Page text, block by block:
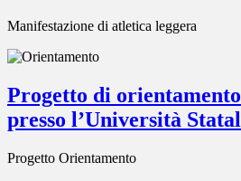
Manifestazione di atletica leggera
Progetto di
presso l’Università
Progetto Orientamento